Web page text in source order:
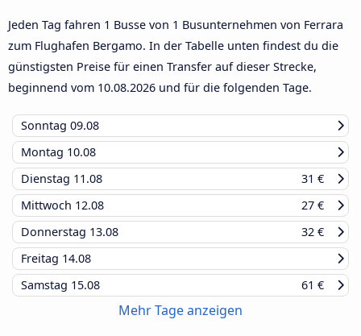
Jeden Tag fahren 1 Busse von 1 Busunternehmen von Ferrara
zum Flughafen Bergamo. In der Tabelle unten findest du die
günstigsten Preise für einen Transfer auf dieser Strecke,
beginnend vom 10.08.2026 und für die folgenden Tage.
Sonntag 09.08
Montag 10.08
Dienstag 11.08
31 €
Mittwoch 12.08
27 €
Donnerstag 13.08
32 €
Freitag 14.08
Samstag 15.08 61 €
Mehr Tage anzeigen